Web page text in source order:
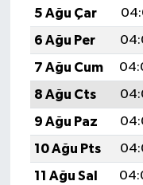
5 Ağu Çar
6 Ağu Per
7 Ağu Cum
8 Ağu Cts
9 Ağu Paz
10 Ağu Pts
11 Ağu Sal